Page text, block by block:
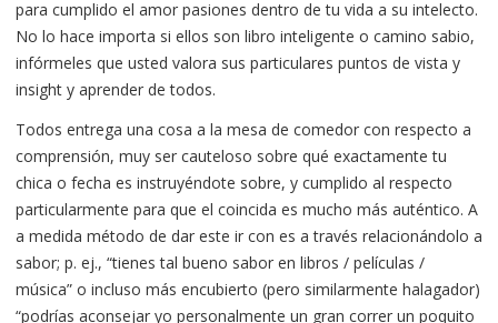
para cumplido el amor pasiones dentro de tu vida a su intelecto.
No lo hace importa si ellos son libro inteligente o camino sabio,
infórmeles que usted valora sus particulares puntos de vista y
insight y aprender de todos.
Todos entrega una cosa a la mesa de comedor con respecto a
comprensión, muy ser cauteloso sobre qué exactamente tu
chica o fecha es instruyéndote sobre, y cumplido al respecto
particularmente para que el coincida es mucho más auténtico. A
a medida método de dar este ir con es a través relacionándolo a
sabor; p. ej., “tienes tal bueno sabor en libros / películas /
música” o incluso más encubierto (pero similarmente halagador)
“podrías aconsejar yo personalmente un gran correr un poquito